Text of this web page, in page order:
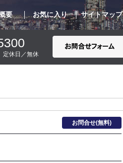
要 お気に入り サイトマップ
休日／無休
お問合せ(無料)